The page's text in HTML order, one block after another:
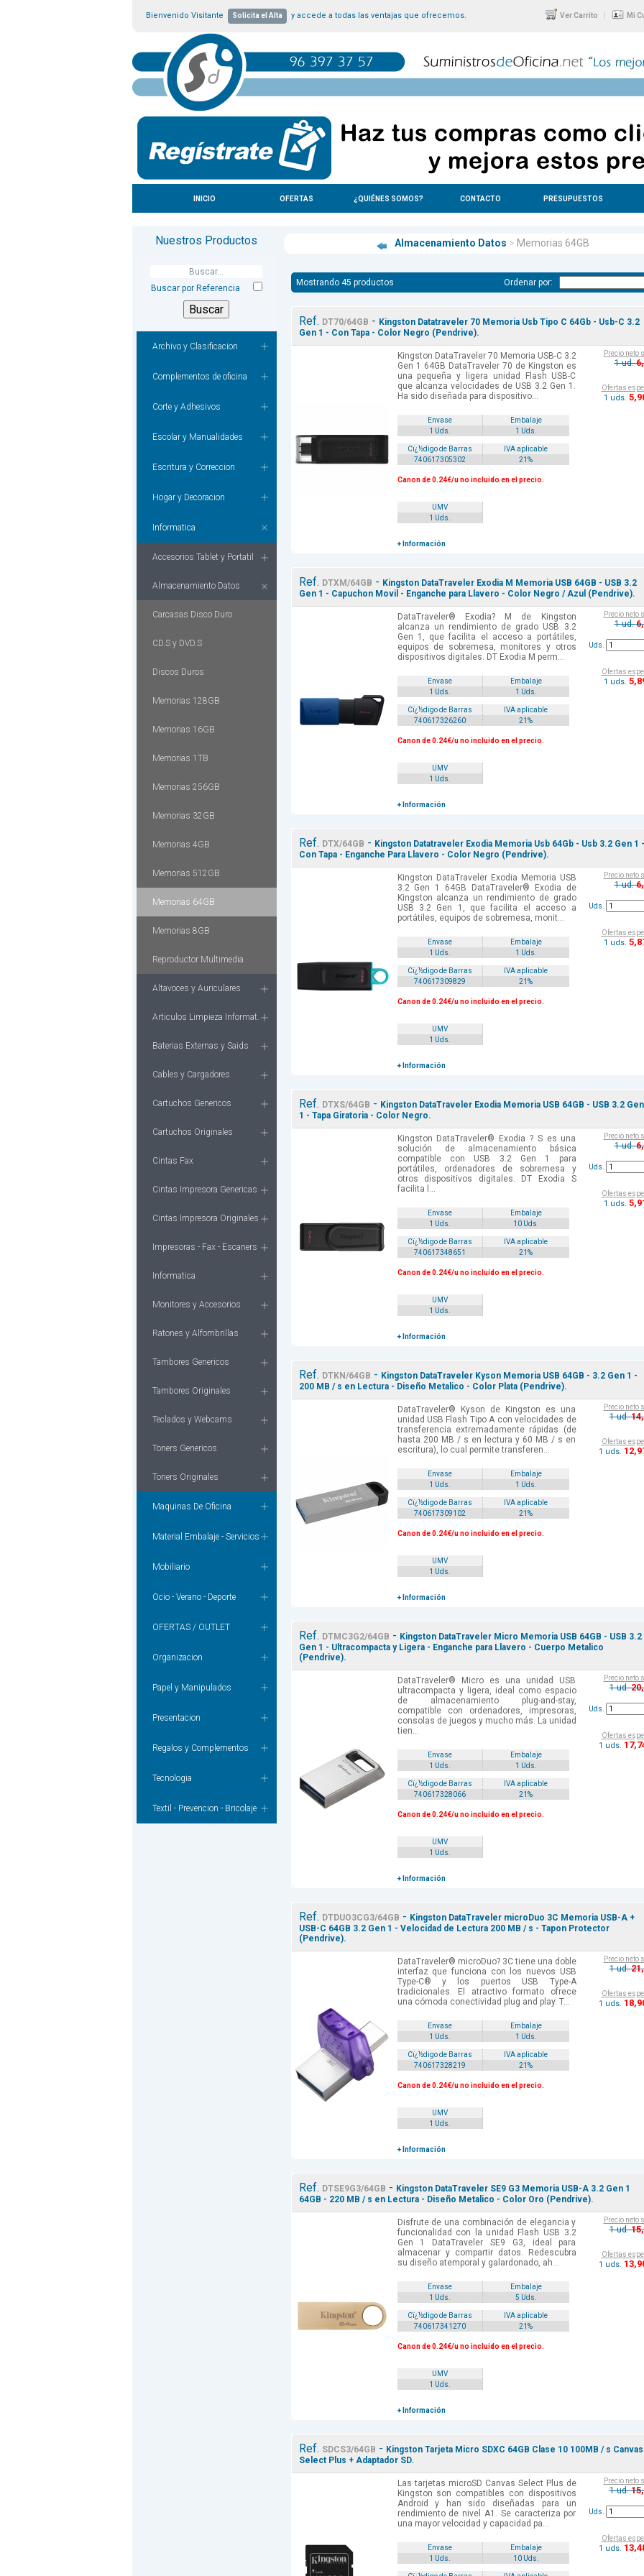
Bienvenido Visitante Solicita el Alta y accede a todas las ventajas que ofrecemos. Ver Carrito | Mi
INICIO OFERTAS ¿QUIÉNES SOMOS? CONTACTO PRESUPUESTOS
Nuestros Productos
Buscar por Referencia
Archivo y Clasificacion
Complementos de oficina
Corte y Adhesivos
Escolar y Manualidades
Escritura y Correccion
Hogar y Decoracion
Informatica
Accesorios Tablet y Portatil
Almacenamiento Datos
Carcasas Disco Duro
CD.S y DVD.S
Discos Duros
Memorias 128GB
Memorias 16GB
Memorias 1TB
Memorias 256GB
Memorias 32GB
Memorias 4GB
Memorias 512GB
Memorias 64GB
Memorias 8GB
Reproductor Multimedia
Altavoces y Auriculares
Articulos Limpieza Informat.
Baterias Externas y Saids
Cables y Cargadores
Cartuchos Genericos
Cartuchos Originales
Cintas Fax
Cintas Impresora Genericas
Cintas Impresora Originales
Impresoras - Fax - Escaners
Informatica
Monitores y Accesorios
Ratones y Alfombrillas
Tambores Genericos
Tambores Originales
Teclados y Webcams
Toners Genericos
Toners Originales
Maquinas De Oficina
Material Embalaje - Servicios
Mobiliario
Ocio - Verano - Deporte
OFERTAS / OUTLET
Organizacion
Papel y Manipulados
Presentacion
Regalos y Complementos
Tecnologia
Textil - Prevencion - Bricolaje
Almacenamiento Datos > Memorias 64GB
Mostrando 45 productos Ordenar por:
Ref. DT70/64GB - Kingston Datatraveler 70 Memoria Usb Tipo C 64Gb - Usb-C 3.2
Gen 1 - Con Tapa - Color Negro (Pendrive).
Kingston DataTraveler 70 Memoria USB-C 3.2
Gen 1 64GB DataTraveler 70 de Kingston es
una pequeña y ligera unidad Flash USB-C
que alcanza velocidades de USB 3.2 Gen 1.
Ha sido diseñada para dispositivo...
Envase
Embalaje
1 Uds.
1 Uds.
Cï¿½digo de Barras
IVA aplicable
740617305302
21%
Canon de 0.24€/u no incluido en el precio.
UMV
1 Uds.
+ Información
Precio neto
1 ud.6
Ofertas
1 uds. 5
Ref. DTXM/64GB - Kingston DataTraveler Exodia M Memoria USB 64GB - USB 3.2
Gen 1 - Capuchon Movil - Enganche para Llavero - Color Negro / Azul (Pendrive).
DataTraveler® Exodia? M de Kingston
alcanza un rendimiento de grado USB 3.2
Gen 1, que facilita el acceso a portátiles,
equipos de sobremesa, monitores y otros
dispositivos digitales. DT Exodia M perm...
Envase
Embalaje
1 Uds.
1 Uds.
Cï¿½digo de Barras
IVA aplicable
740617326260
21%
Canon de 0.24€/u no incluido en el precio.
UMV
1 Uds.
+ Información
Precio neto
1 ud.6
Uds.
Ofertas
1 uds. 5
Ref. DTX/64GB - Kingston Datatraveler Exodia Memoria Usb 64Gb - Usb 3.2 Gen 1 -
Con Tapa - Enganche Para Llavero - Color Negro (Pendrive).
Kingston DataTraveler Exodia Memoria USB
3.2 Gen 1 64GB DataTraveler® Exodia de
Kingston alcanza un rendimiento de grado
USB 3.2 Gen 1, que facilita el acceso a
portátiles, equipos de sobremesa, monit...
Envase
Embalaje
1 Uds.
1 Uds.
Cï¿½digo de Barras
IVA aplicable
740617309829
21%
Canon de 0.24€/u no incluido en el precio.
UMV
1 Uds.
+ Información
Precio neto
1 ud.6
Uds.
Ofertas
1 uds. 5
Ref. DTXS/64GB - Kingston DataTraveler Exodia Memoria USB 64GB - USB 3.2 Gen
1 - Tapa Giratoria - Color Negro.
Kingston DataTraveler® Exodia ? S es una
solución de almacenamiento básica
compatible con USB 3.2 Gen 1 para
portátiles, ordenadores de sobremesa y
otros dispositivos digitales. DT Exodia S
facilita l...
Envase
Embalaje
1 Uds.
10 Uds.
Cï¿½digo de Barras
IVA aplicable
740617348651
21%
Canon de 0.24€/u no incluido en el precio.
UMV
1 Uds.
+ Información
Precio neto
1 ud.6
Uds.
Ofertas
1 uds. 5
Ref. DTKN/64GB - Kingston DataTraveler Kyson Memoria USB 64GB - 3.2 Gen 1 -
200 MB / s en Lectura - Diseño Metalico - Color Plata (Pendrive).
DataTraveler® Kyson de Kingston es una
unidad USB Flash Tipo A con velocidades de
transferencia extremadamente rápidas (de
hasta 200 MB / s en lectura y 60 MB / s en
escritura), lo cual permite transferen...
Envase
Embalaje
1 Uds.
1 Uds.
Cï¿½digo de Barras
IVA aplicable
740617309102
21%
Canon de 0.24€/u no incluido en el precio.
UMV
1 Uds.
+ Información
Precio neto
1 ud.14
Ofertas
1 uds. 12
Ref. DTMC3G2/64GB - Kingston DataTraveler Micro Memoria USB 64GB - USB 3.2
Gen 1 - Ultracompacta y Ligera - Enganche para Llavero - Cuerpo Metalico
(Pendrive).
DataTraveler® Micro es una unidad USB
ultracompacta y ligera, ideal como espacio
de almacenamiento plug-and-stay,
compatible con ordenadores, impresoras,
consolas de juegos y mucho más. La unidad
tien...
Envase
Embalaje
1 Uds.
1 Uds.
Cï¿½digo de Barras
IVA aplicable
740617328066
21%
Canon de 0.24€/u no incluido en el precio.
UMV
1 Uds.
+ Información
Precio neto
1 ud.20
Uds.
Ofertas
1 uds. 17
Ref. DTDUO3CG3/64GB - Kingston DataTraveler microDuo 3C Memoria USB-A +
USB-C 64GB 3.2 Gen 1 - Velocidad de Lectura 200 MB / s - Tapon Protector
(Pendrive).
DataTraveler® microDuo? 3C tiene una doble
interfaz que funciona con los nuevos USB
Type-C® y los puertos USB Type-A
tradicionales. El atractivo formato ofrece
una cómoda conectividad plug and play. T...
Envase
Embalaje
1 Uds.
1 Uds.
Cï¿½digo de Barras
IVA aplicable
740617328219
21%
Canon de 0.24€/u no incluido en el precio.
UMV
1 Uds.
+ Información
Precio neto
1 ud.21
Ofertas
1 uds. 18
Ref. DTSE9G3/64GB - Kingston DataTraveler SE9 G3 Memoria USB-A 3.2 Gen 1
64GB - 220 MB / s en Lectura - Diseño Metalico - Color Oro (Pendrive).
Disfrute de una combinación de elegancia y
funcionalidad con la unidad Flash USB 3.2
Gen 1 DataTraveler SE9 G3, ideal para
almacenar y compartir datos. Redescubra
su diseño atemporal y galardonado, ah...
Envase
Embalaje
1 Uds.
5 Uds.
Cï¿½digo de Barras
IVA aplicable
740617341270
21%
Canon de 0.24€/u no incluido en el precio.
UMV
1 Uds.
+ Información
Precio neto
1 ud.15
Ofertas
1 uds. 13
Ref. SDCS3/64GB - Kingston Tarjeta Micro SDXC 64GB Clase 10 100MB / s Canvas
Select Plus + Adaptador SD.
Las tarjetas microSD Canvas Select Plus de
Kingston son compatibles con dispositivos
Android y han sido diseñadas para un
rendimiento de nivel A1. Se caracteriza por
una mayor velocidad y capacidad pa...
Envase
Embalaje
1 Uds.
10 Uds.
Precio neto
1 ud.15
Uds.
Ofertas
1 uds. 13